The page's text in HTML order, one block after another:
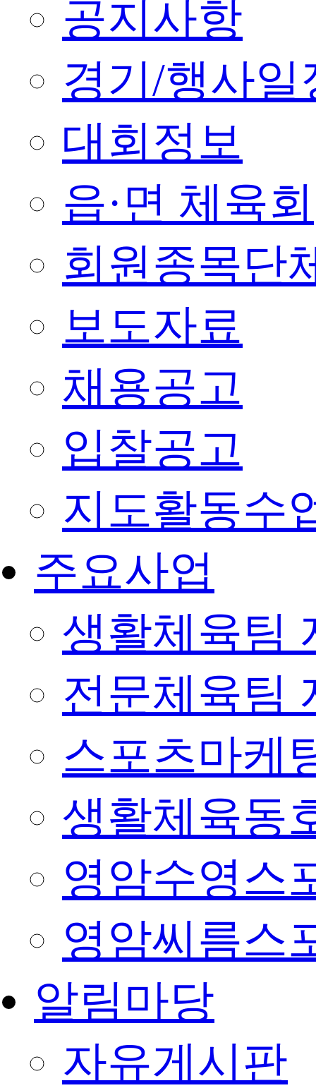
공지사항
경기/행사일
대회정보
읍·면 체육회
회원종목단
보도자료
채용공고
입찰공고
지도활동수
주요사업
생활체육팀
전문체육팀
스포츠마케
생활체육동
영암수영스
영암씨름스
알림마당
자유게시판